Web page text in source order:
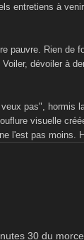
entretiens à
pauvre. Rien de
dévoiler à
pas", hormis
visuelle
l'est pas moins.
30 du